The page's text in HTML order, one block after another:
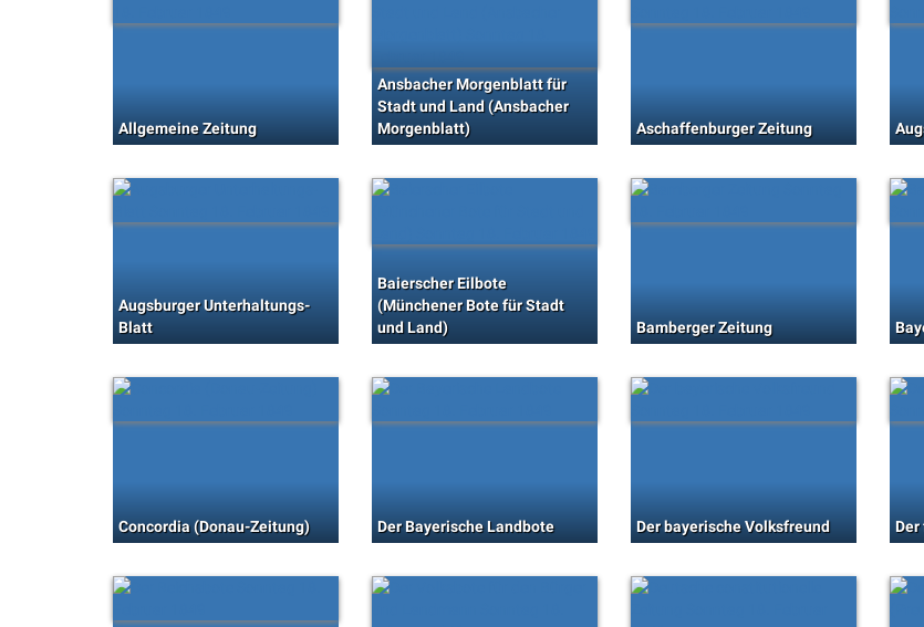
Allgemeine Zeitung
Ansbacher Morgenblatt für
Stadt und Land (Ansbacher
Morgenblatt)
Aschaffenburger Zeitung
Augsburger Unterhaltungs-
Blatt
Baierscher Eilbote
(Münchener Bote für Stadt
und Land)
Bamberger Zeitung
Concordia (Donau-Zeitung) Der Bayerische Landbote Der bayerische Volksfreund